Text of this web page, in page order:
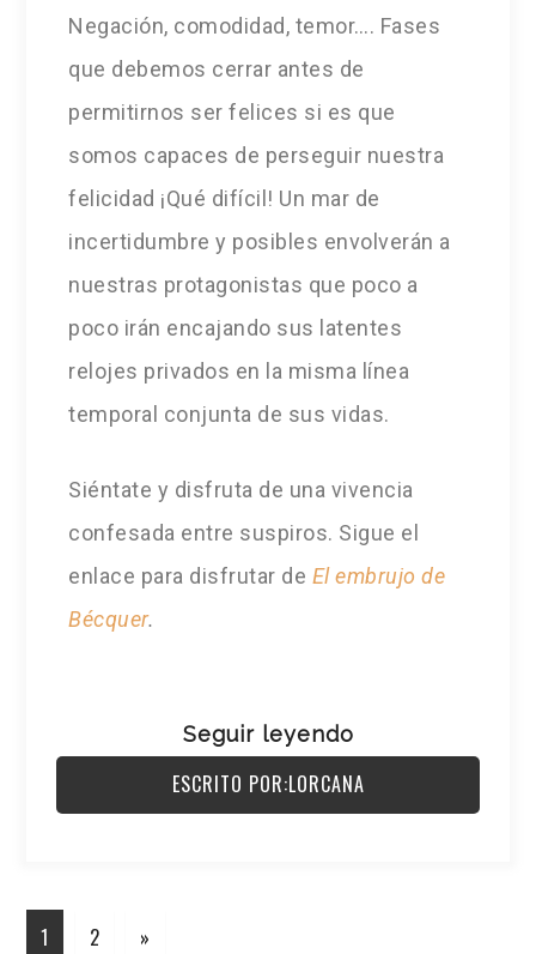
Negación, comodidad, temor…. Fases
que debemos cerrar antes de
permitirnos ser felices si es que
somos capaces de perseguir nuestra
felicidad ¡Qué difícil! Un mar de
incertidumbre y posibles envolverán a
nuestras protagonistas que poco a
poco irán encajando sus latentes
relojes privados en la misma línea
temporal conjunta de sus vidas.
Siéntate y disfruta de una vivencia
confesada entre suspiros. Sigue el
enlace para disfrutar de El embrujo de
Bécquer.
Seguir leyendo
ESCRITO POR:LORCANA
1 2 »